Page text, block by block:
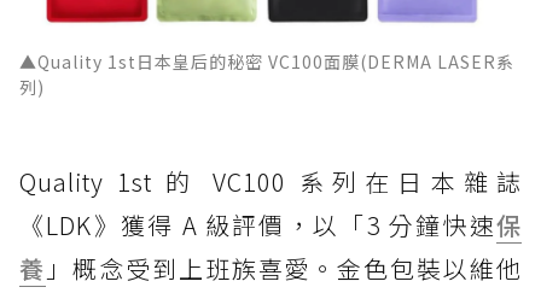
▲Quality 1st日本皇后的秘密 VC100面膜(DERMA LASER系
列)
Quality 1st 的 VC100 系列在日本雜誌
《LDK》獲得 A 級評價，以「3 分鐘快速保
養 」概念受到上班族喜愛。金色包裝以維他